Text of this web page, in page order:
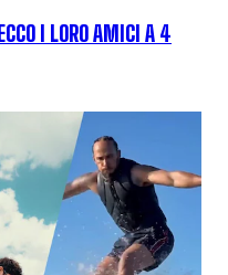
I LORO AMICI A 4